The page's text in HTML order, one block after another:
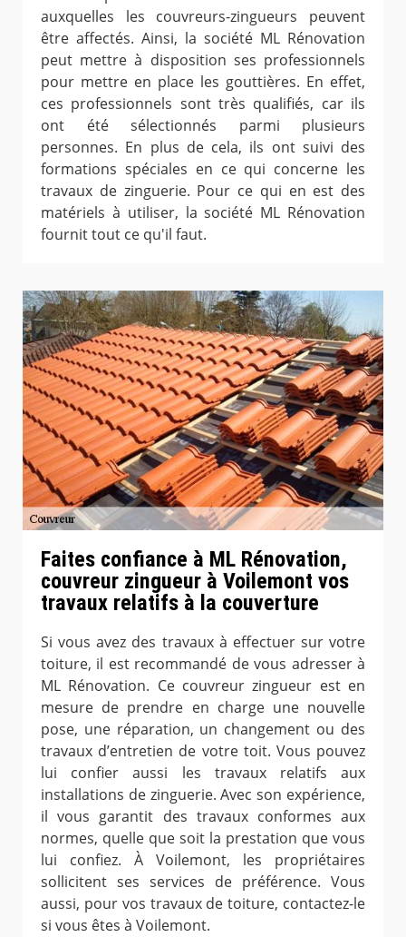
auxquelles les couvreurs-zingueurs peuvent
être affectés. Ainsi, la société ML Rénovation
peut mettre à disposition ses professionnels
pour mettre en place les gouttières. En effet,
ces professionnels sont très qualifiés, car ils
ont été sélectionnés parmi plusieurs
personnes. En plus de cela, ils ont suivi des
formations spéciales en ce qui concerne les
travaux de zinguerie. Pour ce qui en est des
matériels à utiliser, la société ML Rénovation
fournit tout ce qu'il faut.
Faites confiance à ML Rénovation,
couvreur zingueur à Voilemont vos
travaux relatifs à la couverture
Si vous avez des travaux à effectuer sur votre
toiture, il est recommandé de vous adresser à
ML Rénovation. Ce couvreur zingueur est en
mesure de prendre en charge une nouvelle
pose, une réparation, un changement ou des
travaux d’entretien de votre toit. Vous pouvez
lui confier aussi les travaux relatifs aux
installations de zinguerie. Avec son expérience,
il vous garantit des travaux conformes aux
normes, quelle que soit la prestation que vous
lui confiez. À Voilemont, les propriétaires
sollicitent ses services de préférence. Vous
aussi, pour vos travaux de toiture, contactez-le
si vous êtes à Voilemont.